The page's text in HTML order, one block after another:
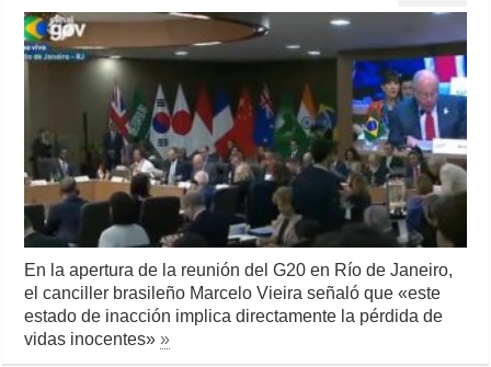
En la apertura de la reunión del G20 en Río de Janeiro,
el canciller brasileño Marcelo Vieira señaló que «este
estado de inacción implica directamente la pérdida de
vidas inocentes»»